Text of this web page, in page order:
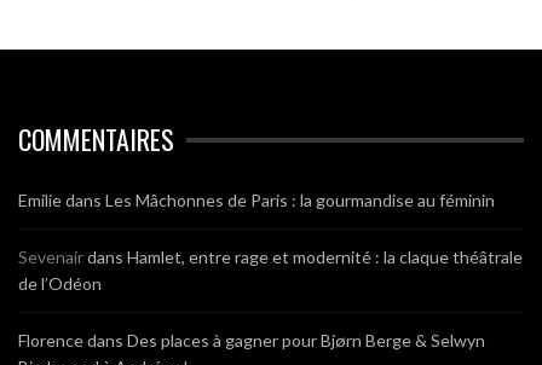
COMMENTAIRES
Emiliedans Les Mâchonnes de Paris : la gourmandise au féminin
Sevenairdans Hamlet, entre rage et modernité : la claque théâtrale
de l’Odéon
Florencedans Des places à gagner pour Bjørn Berge & Selwyn